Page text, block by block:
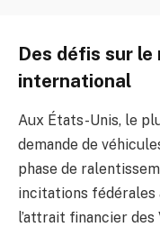
Des défis sur le
international
Aux États-Unis, le
demande de
phase de
incitations fédérales
l’attrait financier